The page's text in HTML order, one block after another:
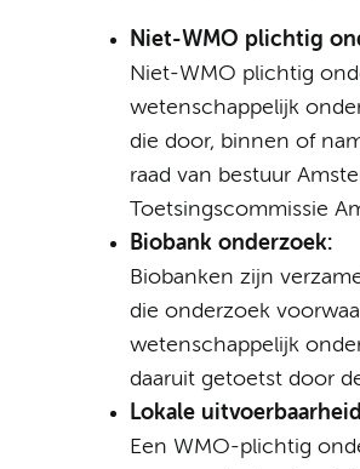
Niet-WMO plichtig
Niet-WMO plichtig
wetenschappelijk
die door, binnen of
raad van bestuur
Toetsingscommissie
Biobank onderzoek:
Biobanken zijn
die onderzoek
wetenschappelijk
daaruit getoetst door
Lokale
Een WMO-plichtig